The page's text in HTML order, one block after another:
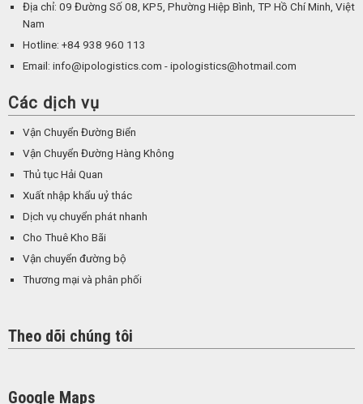
Địa chỉ: 09 Đường Số 08, KP5, Phường Hiệp Bình, TP Hồ Chí Minh, Việt
Nam
Hotline: +84 938 960 113
Email: info@ipologistics.com - ipologistics@hotmail.com
Các dịch vụ
Vận Chuyển Đường Biển
Vận Chuyển Đường Hàng Không
Thủ tục Hải Quan
Xuất nhập khẩu uỷ thác
Dịch vụ chuyển phát nhanh
Cho Thuê Kho Bãi
Vận chuyển đường bộ
Thương mại và phân phối
Theo dõi chúng tôi
Google Maps